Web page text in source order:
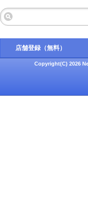
店舗登録（無料）
Copyright(C) 2026